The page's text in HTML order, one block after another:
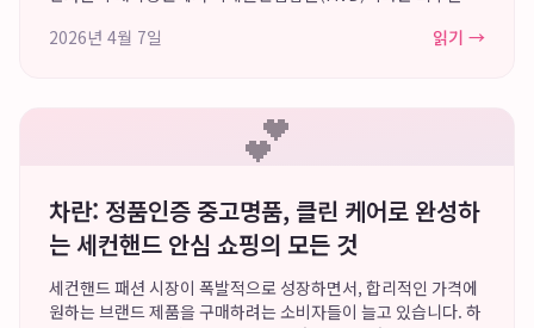
안겨줍니다. 바로 이 지점에서,...
2026년 4월 7일 읽기 →
💕
차란: 정품인증 중고명품, 클린 케어로 완성하
는 세컨핸드 안심 쇼핑의 모든 것
세컨핸드 패션 시장이 폭발적으로 성장하면서, 합리적인 가격에
원하는 브랜드 제품을 구매하려는 소비자들이 늘고 있습니다. 하